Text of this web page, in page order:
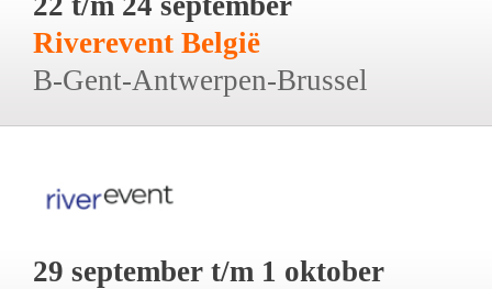
Riverevent België
B-Gent-Antwerpen-Brussel
29 september t/m 1 oktober